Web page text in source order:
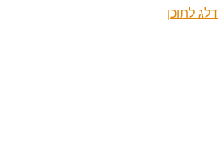
דלג לתוכן